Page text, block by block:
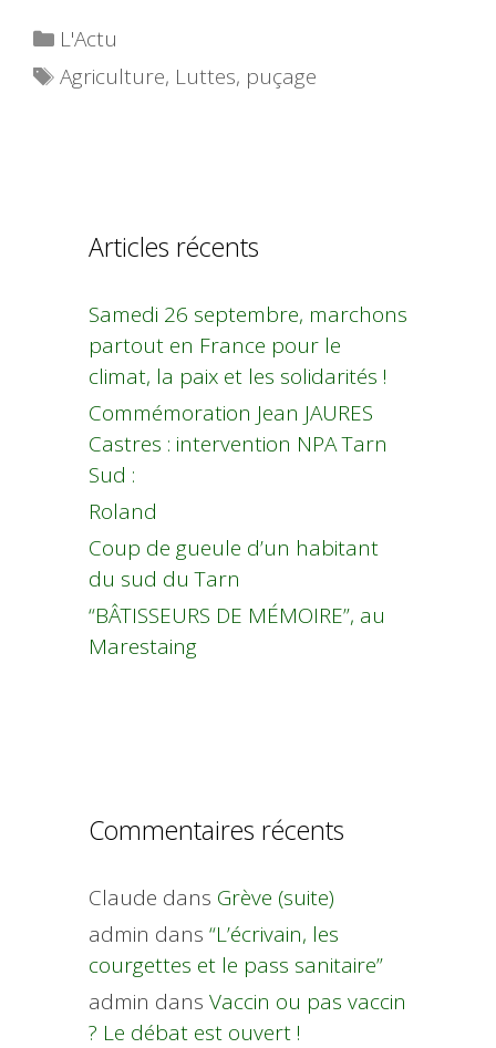
Catégories
L'Actu
Étiquettes
Agriculture, Luttes, puçage
Articles récents
Samedi 26 septembre, marchons
partout en France pour le
climat, la paix et les solidarités !
Commémoration Jean JAURES
Castres : intervention NPA Tarn
Sud :
Roland
Coup de gueule d’un habitant
du sud du Tarn
“BÂTISSEURS DE MÉMOIRE”, au
Marestaing
Commentaires récents
Claude dans Grève (suite)
admin dans “L’écrivain, les
courgettes et le pass sanitaire”
admin dans Vaccin ou pas vaccin
? Le débat est ouvert !